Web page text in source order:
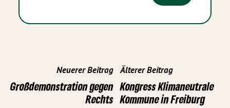
Neuerer Beitrag
Großdemonstration gegen
Rechts
Älterer Beitrag
Kongress Klimaneutrale
Kommune in Freiburg